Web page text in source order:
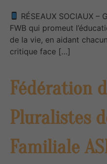
RÉSEAUX SOCIAUX –
FWB qui promeut
de la vie, en aidant
critique face […]
Fédération
Pluralistes
Familiale